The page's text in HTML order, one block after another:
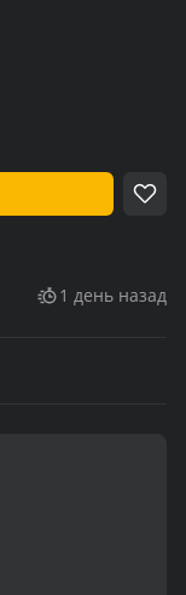
1 день назад